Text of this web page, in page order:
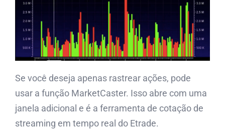
Se você deseja apenas rastrear ações, pode
usar a função MarketCaster. Isso abre com uma
janela adicional e é a ferramenta de cotação de
streaming em tempo real do Etrade.